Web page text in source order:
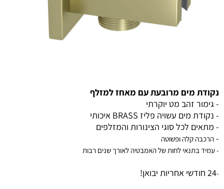
נקודת מים מרובעת עם מאחז למזלף
- גימור זהב מט יוקרתי
- נקודת מים עשויה פליז BRASS איכותי
- מתאים לכל סוגי הצינורות והמזלפים
- הרכבה קלה ופשוטה
- עמיד בתנאי לחות של האמבטיה לאורך שנים רבות
-24 חודשי אחריות יבואן!